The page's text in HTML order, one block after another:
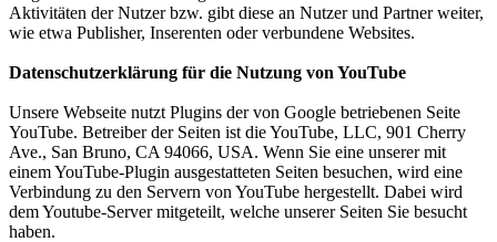
Aktivitäten der Nutzer bzw. gibt diese an Nutzer und Partner weiter,
wie etwa Publisher, Inserenten oder verbundene Websites.
Datenschutzerklärung für die Nutzung von YouTube
Unsere Webseite nutzt Plugins der von Google betriebenen Seite
YouTube. Betreiber der Seiten ist die YouTube, LLC, 901 Cherry
Ave., San Bruno, CA 94066, USA. Wenn Sie eine unserer mit
einem YouTube-Plugin ausgestatteten Seiten besuchen, wird eine
Verbindung zu den Servern von YouTube hergestellt. Dabei wird
dem Youtube-Server mitgeteilt, welche unserer Seiten Sie besucht
haben.